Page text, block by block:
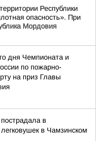
Республики
опасность». При
Мордовия
дня Чемпионата и
по пожарно-
на приз Главы
в
в Чамзинском